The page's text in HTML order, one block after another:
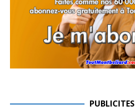
PUBLICITES